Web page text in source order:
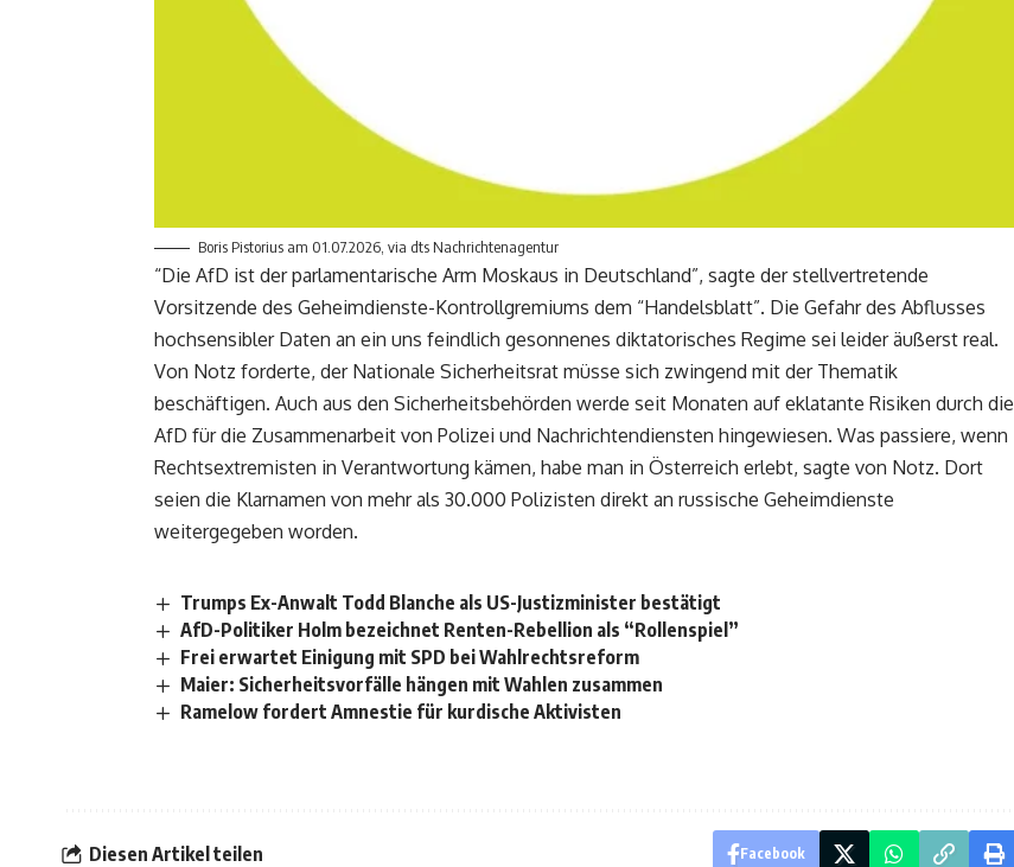
Boris Pistorius am 01.07.2026, via dts Nachrichtenagentur
“Die AfD ist der parlamentarische Arm Moskaus in Deutschland”, sagte der stellvertretende
Vorsitzende des Geheimdienste-Kontrollgremiums dem “Handelsblatt”. Die Gefahr des Abflusses
hochsensibler Daten an ein uns feindlich gesonnenes diktatorisches Regime sei leider äußerst real.
Von Notz forderte, der Nationale Sicherheitsrat müsse sich zwingend mit der Thematik
beschäftigen. Auch aus den Sicherheitsbehörden werde seit Monaten auf eklatante Risiken durch die
AfD für die Zusammenarbeit von Polizei und Nachrichtendiensten hingewiesen. Was passiere, wenn
Rechtsextremisten in Verantwortung kämen, habe man in Österreich erlebt, sagte von Notz. Dort
seien die Klarnamen von mehr als 30.000 Polizisten direkt an russische Geheimdienste
weitergegeben worden.
Trumps Ex-Anwalt Todd Blanche als US-Justizminister bestätigt
AfD-Politiker Holm bezeichnet Renten-Rebellion als “Rollenspiel”
Frei erwartet Einigung mit SPD bei Wahlrechtsreform
Maier: Sicherheitsvorfälle hängen mit Wahlen zusammen
Ramelow fordert Amnestie für kurdische Aktivisten
Diesen Artikel teilen Facebook